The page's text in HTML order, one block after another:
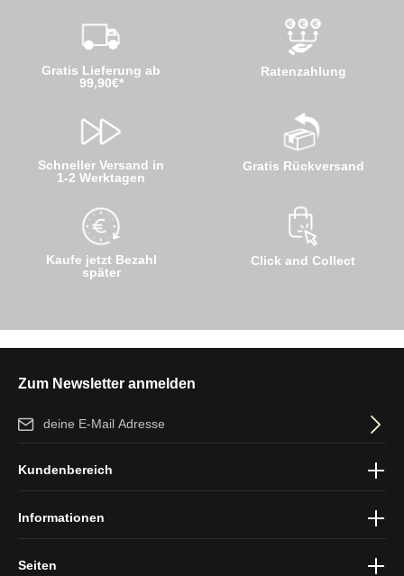
Gratis Lieferung ab
99,90€*
Schneller Versand in
1-2 Werktagen
Kaufe jetzt Bezahl
später
Ratenzahlung
Gratis Rückversand
Click and Collect
Zum Newsletter anmelden
E-Mail-Adresse*
und dieAGBgelesen und bin mit ihnen einverstanden.
Kundenbereich
Informationen
Seiten